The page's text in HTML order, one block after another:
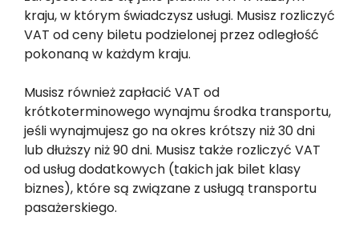
kraju, w którym świadczysz usługi. Musisz rozliczyć
VAT od ceny biletu podzielonej przez odległość
pokonaną w każdym kraju.
Musisz również zapłacić VAT od
krótkoterminowego wynajmu środka transportu,
jeśli wynajmujesz go na okres krótszy niż 30 dni
lub dłuższy niż 90 dni. Musisz także rozliczyć VAT
od usług dodatkowych (takich jak bilet klasy
biznes), które są związane z usługą transportu
pasażerskiego.